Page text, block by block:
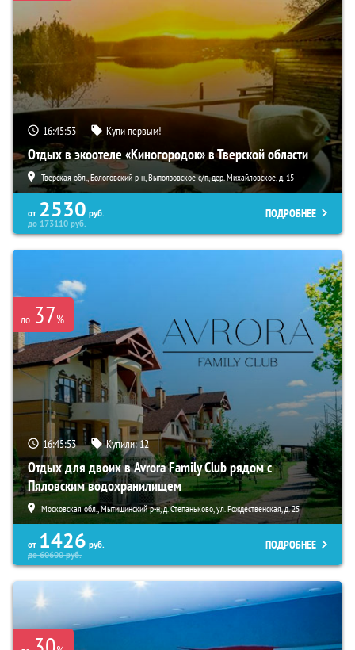
16:45:52 Купи первым!
Отдых в экоотеле «Киногородок» в Тверской области
Тверская обл., Бологовский р-н, Выползовское с/п, дер. Михайловское, д. 15
от 2530 руб.
до173110руб.
ПОДРОБНЕЕ
до 37%
16:45:52 Купили:12
Отдых для двоих в Avrora Family Club рядом с
Пяловским водохранилищем
Московская обл., Мытищинский р-н, д. Степаньково, ул. Рождественская, д. 25
от 1426 руб.
до60600руб.
ПОДРОБНЕЕ